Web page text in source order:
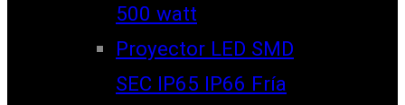
500 watt
Proyector LED SMD
SEC IP65 IP66 Fría